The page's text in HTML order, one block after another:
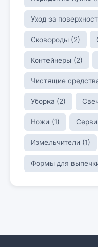
Уход за
Сковороды (2)
Контейнеры (2)
Чистящие
Уборка (2)
Ножи (1)
Измельчители (1)
Формы для